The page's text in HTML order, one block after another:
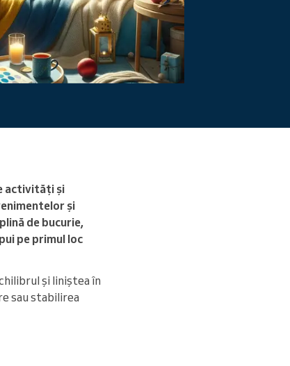
Citiți mai mult
activități și
și
de bucurie,
pe primul loc
și liniștea în
sau stabilirea